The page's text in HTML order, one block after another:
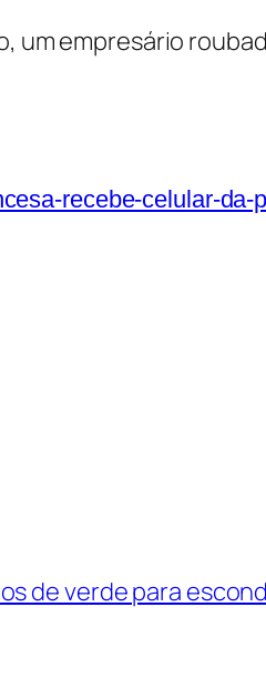
um empresário
recebe-celular-da-
de verde para